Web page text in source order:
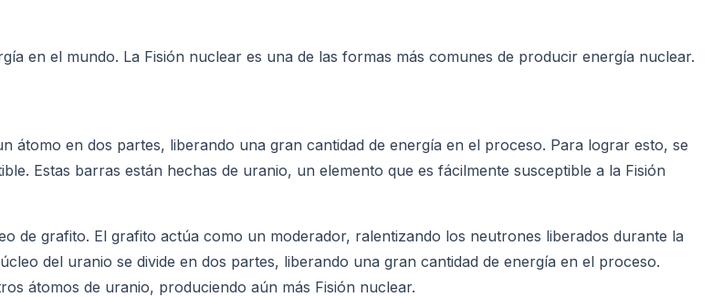
en el mundo. La Fisión nuclear es una de las formas más comunes de producir energía nuclear.
átomo en dos partes, liberando una gran cantidad de energía en el proceso. Para lograr esto, se
Estas barras están hechas de uranio, un elemento que es fácilmente susceptible a la Fisión
de grafito. El grafito actúa como un moderador, ralentizando los neutrones liberados durante la
del uranio se divide en dos partes, liberando una gran cantidad de energía en el proceso.
átomos de uranio, produciendo aún más Fisión nuclear.